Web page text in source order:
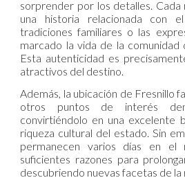
sorprender por los detalles. Cada
una historia relacionada con
tradiciones familiares o las
marcado la vida de la comunidad
Esta autenticidad es
atractivos del destino.
Además, la ubicación de Fresnillo
otros puntos de interés
convirtiéndolo en una excelente
riqueza cultural del estado. Sin
permanecen varios días en el
suficientes razones para
descubriendo nuevas facetas de la